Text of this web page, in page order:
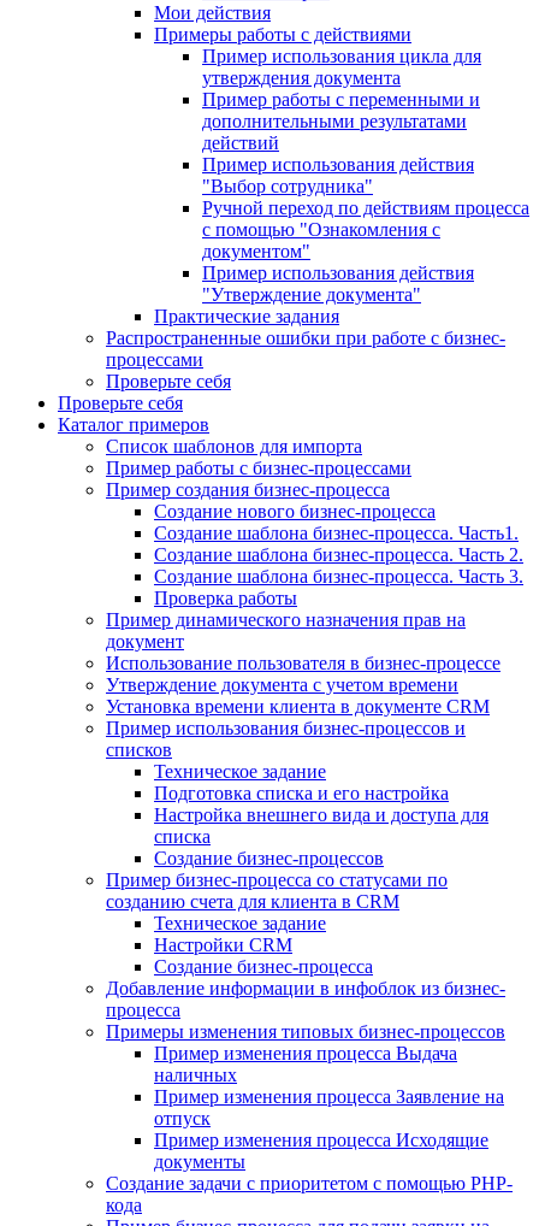
Мои действия
Примеры работы с действиями
Пример использования цикла для
утверждения документа
Пример работы с переменными и
дополнительными результатами
действий
Пример использования действия
"Выбор сотрудника"
Ручной переход по действиям процесса
с помощью "Ознакомления с
документом"
Пример использования действия
"Утверждение документа"
Практические задания
Распространенные ошибки при работе с бизнес-
процессами
Проверьте себя
Проверьте себя
Каталог примеров
Список шаблонов для импорта
Пример работы с бизнес-процессами
Пример создания бизнес-процесса
Создание нового бизнес-процесса
Создание шаблона бизнес-процесса. Часть1.
Создание шаблона бизнес-процесса. Часть 2.
Создание шаблона бизнес-процесса. Часть 3.
Проверка работы
Пример динамического назначения прав на
документ
Использование пользователя в бизнес-процессе
Утверждение документа с учетом времени
Установка времени клиента в документе CRM
Пример использования бизнес-процессов и
списков
Техническое задание
Подготовка списка и его настройка
Настройка внешнего вида и доступа для
списка
Создание бизнес-процессов
Пример бизнес-процесса со статусами по
созданию счета для клиента в CRM
Техническое задание
Настройки CRM
Создание бизнес-процесса
Добавление информации в инфоблок из бизнес-
процесса
Примеры изменения типовых бизнес-процессов
Пример изменения процесса Выдача
наличных
Пример изменения процесса Заявление на
отпуск
Пример изменения процесса Исходящие
документы
Создание задачи с приоритетом с помощью PHP-
кода